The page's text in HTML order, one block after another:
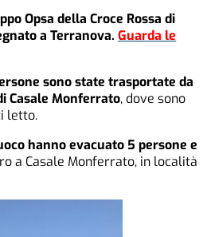
Opsa della Croce Rossa di
a Terranova.Guarda le
sono state trasportate da
Casale Monferrato, dove sono
letto.
hanno evacuato 5 persone e
a Casale Monferrato, in località